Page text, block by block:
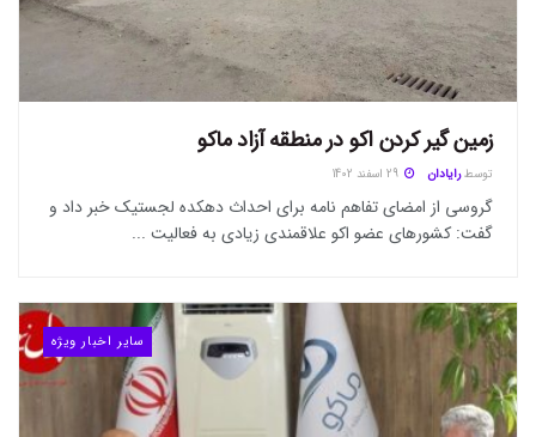
زمین گیر کردن اکو در منطقه آزاد ماکو
توسط رایادان
گروسی از امضای تفاهم نامه برای احداث دهکده لجستیک خبر داد و
گفت: کشورهای عضو اکو علاقمندی زیادی به فعالیت ...
سایر اخبار ویژه